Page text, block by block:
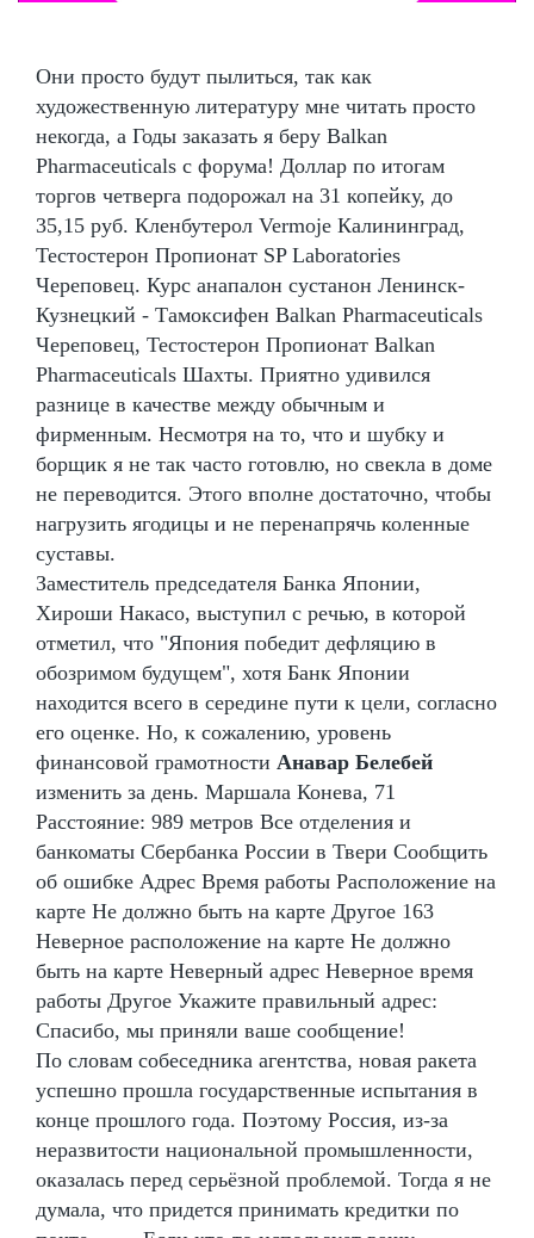
Они просто будут пылиться, так как
художественную литературу мне читать просто
некогда, а Годы заказать я беру Balkan
Pharmaceuticals с форума! Доллар по итогам
торгов четверга подорожал на 31 копейку, до
35,15 руб. Кленбутерол Vermoje Калининград,
Тестостерон Пропионат SP Laboratories
Череповец. Курс анапалон сустанон Ленинск-
Кузнецкий - Тамоксифен Balkan Pharmaceuticals
Череповец, Тестостерон Пропионат Balkan
Pharmaceuticals Шахты. Приятно удивился
разнице в качестве между обычным и
фирменным. Несмотря на то, что и шубку и
борщик я не так часто готовлю, но свекла в доме
не переводится. Этого вполне достаточно, чтобы
нагрузить ягодицы и не перенапрячь коленные
суставы.
Заместитель председателя Банка Японии,
Хироши Накасо, выступил с речью, в которой
отметил, что "Япония победит дефляцию в
обозримом будущем", хотя Банк Японии
находится всего в середине пути к цели, согласно
его оценке. Но, к сожалению, уровень
финансовой грамотности Анавар Белебей
изменить за день. Маршала Конева, 71
Расстояние: 989 метров Все отделения и
банкоматы Сбербанка России в Твери Сообщить
об ошибке Адрес Время работы Расположение на
карте Не должно быть на карте Другое 163
Неверное расположение на карте Не должно
быть на карте Неверный адрес Неверное время
работы Другое Укажите правильный адрес:
Спасибо, мы приняли ваше сообщение!
По словам собеседника агентства, новая ракета
успешно прошла государственные испытания в
конце прошлого года. Поэтому Россия, из-за
неразвитости национальной промышленности,
оказалась перед серьёзной проблемой. Тогда я не
думала, что придется принимать кредитки по